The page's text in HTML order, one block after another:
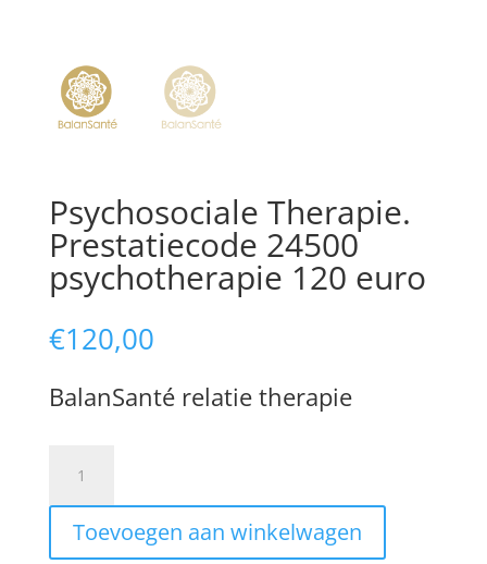
Psychosociale Therapie.
Prestatiecode 24500
psychotherapie 120 euro
€120,00
BalanSanté relatie therapie
Therapie.
Prestatiecode
24500
psychotherapie
Toevoegen aan winkelwagen